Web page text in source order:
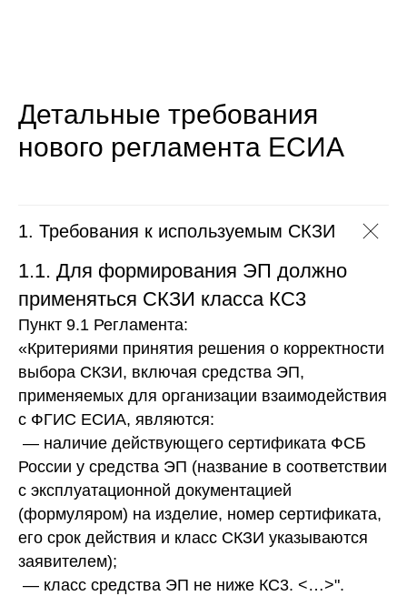
Детальные требования
нового регламента ЕСИА
1. Требования к используемым СКЗИ
1.1. Для формирования ЭП должно
применяться СКЗИ класса КС3
Пункт 9.1 Регламента:
«Критериями принятия решения о корректности
выбора СКЗИ, включая средства ЭП,
применяемых для организации взаимодействия
с ФГИС ЕСИА, являются:
— наличие действующего сертификата ФСБ
России у средства ЭП (название в соответствии
с эксплуатационной документацией
(формуляром) на изделие, номер сертификата,
его срок действия и класс СКЗИ указываются
заявителем);
— класс средства ЭП не ниже КС3. <…>".